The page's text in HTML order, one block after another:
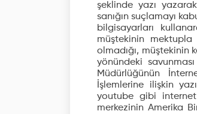
şeklinde yazı
sanığın suçlamayı
bilgisayarları
müştekinin
olmadığı, müştekinin
yönündeki
Müdürlüğünün
İşlemlerine ilişkin
youtube gibi internet
merkezinin Amerika